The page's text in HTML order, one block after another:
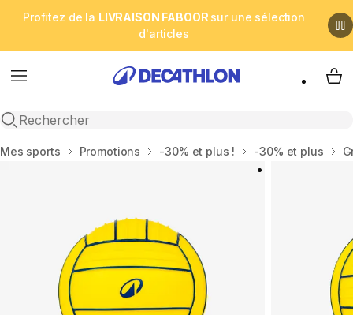
Profitez de la LIVRAISON FABOOR sur une sélection
d'articles
Menu
Open search
My
Accueil
Mes sports Promotions -30% et plus ! -30% et plus